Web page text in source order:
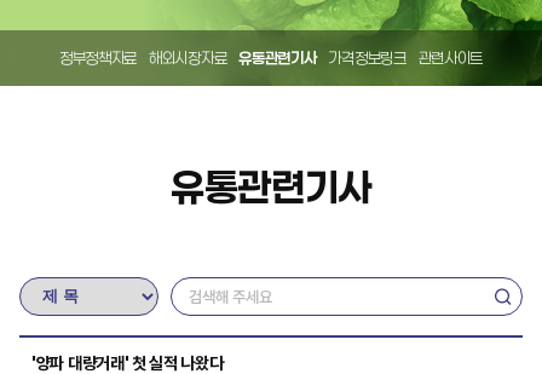
정부정책자료 해외시장자료 유통관련기사 가격정보링크 관련사이트
유통관련기사
'양파 대량거래' 첫 실적 나왔다